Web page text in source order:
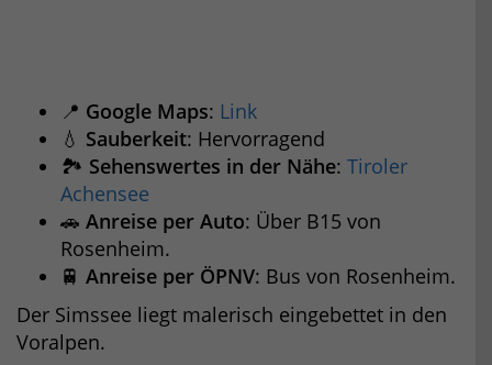
📍 Google Maps: Link
💧 Sauberkeit: Hervorragend
🏞️ Sehenswertes in der Nähe: Tiroler
Achensee
🚗 Anreise per Auto: Über B15 von
Rosenheim.
🚆 Anreise per ÖPNV: Bus von Rosenheim.
Der Simssee liegt malerisch eingebettet in den
Voralpen.